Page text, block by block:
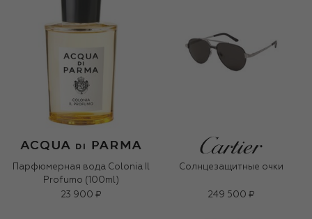
Парфюмерная вода Colonia Il
Profumo (100ml)
23 900 ₽
Солнцезащитные очки
249 500 ₽